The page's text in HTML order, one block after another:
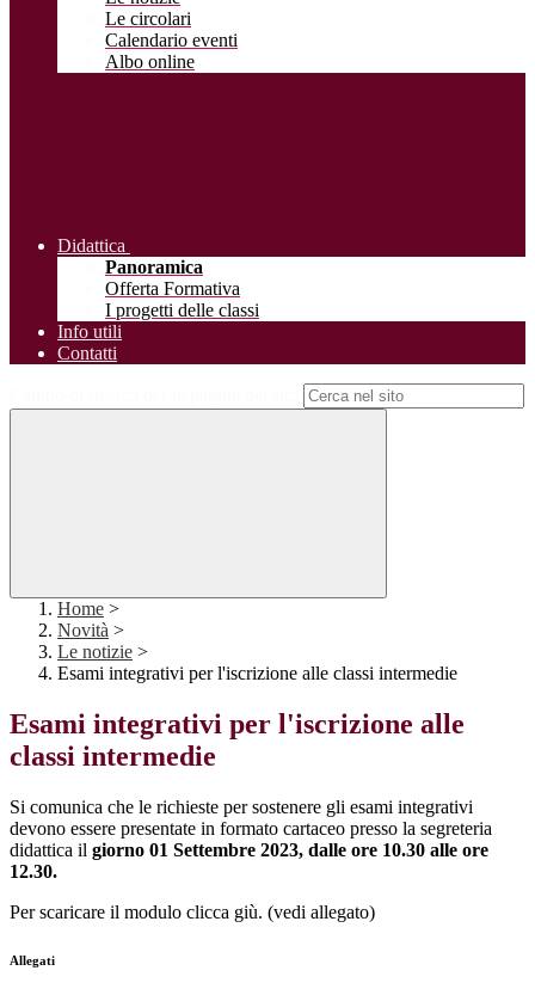
Le circolari
Calendario eventi
Albo online
Didattica
Panoramica
Offerta Formativa
I progetti delle classi
Info utili
Contatti
Home >
Novità >
Le notizie >
Esami integrativi per l'iscrizione alle classi intermedie
Esami integrativi per l'iscrizione alle
classi intermedie
Si comunica che le richieste per sostenere gli esami integrativi
devono essere presentate in formato cartaceo presso la segreteria
didattica il giorno 01 Settembre 2023, dalle ore 10.30 alle ore
12.30.
Per scaricare il modulo clicca giù. (vedi allegato)
Allegati